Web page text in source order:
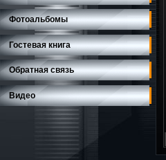
Фотоальбомы
Гостевая книга
Обратная связь
Видео